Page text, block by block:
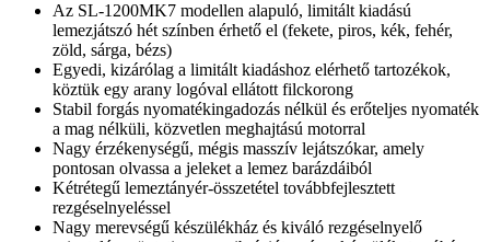
Az SL-1200MK7 modellen alapuló, limitált kiadású
lemezjátszó hét színben érhető el (fekete, piros, kék, fehér,
zöld, sárga, bézs)
Egyedi, kizárólag a limitált kiadáshoz elérhető tartozékok,
köztük egy arany logóval ellátott filckorong
Stabil forgás nyomatékingadozás nélkül és erőteljes nyomaték
a mag nélküli, közvetlen meghajtású motorral
Nagy érzékenységű, mégis masszív lejátszókar, amely
pontosan olvassa a jeleket a lemez barázdáiból
Kétrétegű lemeztányér-összetétel továbbfejlesztett
rezgéselnyeléssel
Nagy merevségű készülékház és kiváló rezgéselnyelő